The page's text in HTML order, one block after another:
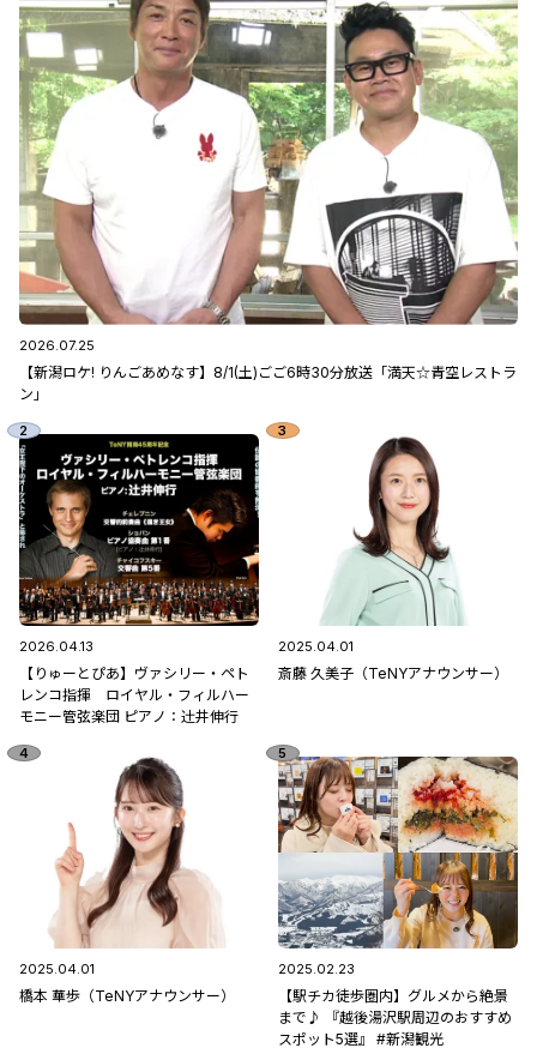
2026.07.25
【新潟ロケ! りんごあめなす】8/1(土)ごご6時30分放送「満天☆青空レストラ
ン」
2026.04.13
【りゅーとぴあ】ヴァシリー・ペト
レンコ指揮 ロイヤル・フィルハー
モニー管弦楽団 ピアノ：辻󠄀井伸行
2025.04.01
斎藤 久美子（TeNYアナウンサー）
2025.04.01
橋本 華歩（TeNYアナウンサー）
2025.02.23
【駅チカ徒歩圏内】グルメから絶景
まで♪ 『越後湯沢駅周辺のおすすめ
スポット5選』 #新潟観光